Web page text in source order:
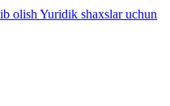
olish Yuridik shaxslar uchun